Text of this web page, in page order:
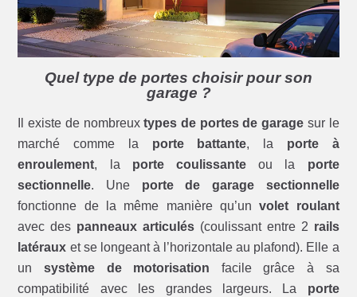
Quel type de portes choisir pour son
garage ?
Il existe de nombreuxtypes de portes de garage sur le
marché comme la porte battante, la porte à
enroulement, la porte coulissante ou la porte
sectionnelle. Une porte de garage sectionnelle
fonctionne de la même manière qu’unvolet roulant
avec des panneaux articulés (coulissant entre 2 rails
latéraux et se longeant à l’horizontale au plafond). Elle a
unsystème de motorisation facile grâce à sa
compatibilité avec les grandes largeurs. La porte